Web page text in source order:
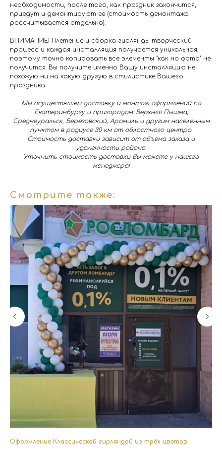
необходимости, после того, как праздник закончится,
приедут и демонтируют ее (стоимость демонтажа
рассчитывается отдельно).
ВНИМАНИЕ! Плетение и сборка гирлянды творческий
процесс и каждая инсталляция получается уникальная,
поэтому точно копировать все элементы "как на фото" не
получится. Вы получите именно Вашу инсталляцию не
похожую ни на какую другую в стилистике Вашего
праздника.
Мы осуществляем доставку и монтаж оформлений по
Екатеринбургу и пригородам: Верхняя Пышма,
Среднеуральск, Березовский, Арамиль и другим населенным
пунктом в радиусе 30 км от областного центра.
Стоимость доставки зависит от объема заказа и
удаленности района.
Уточнить стоимость доставки Вы можете у нашего
менеджера!
Смотрите также:
Оформление Классической гирляндой из трёх цветов